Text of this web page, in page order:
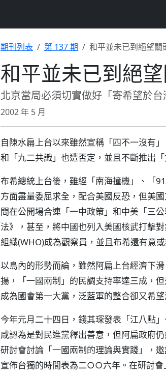
期刊列表 第 137 期 和平並未已到絕望關
和平並未已到絕
北京當局必須切實做好「寄希望於
2002 年 5 月
自陳水扁上台以來雖然宣稱「四不一沒有
和「九二共識」也遭否定，並且不斷推出
布希總統上台後，雖經「南海撞機」、「
方面盡量委屈求全，配合美國反恐，但美
間在公開場合連「一中政策」和中美「三
法》，甚至，將中國也列入美國核武打擊
組織(WHO)成為觀察員，並且布希還有意
以島內的形勢而論，雖然阿扁上台經濟下
揚，「一國兩制」的民調支持率達三成，
成為國會第一大黨，泛藍軍的整合卻又希
今年元月二十四日，錢其琛發表「江八點
咸認為是對民進黨釋出善意，但阿扁政府
研討會討論「一國兩制的理論與實踐」，
宣佈台獨的時間表為二○○六年。在研討會